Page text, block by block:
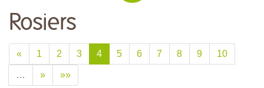
Rosiers
« 1 2 3 4 5 6 7 8 9 10
… » »»